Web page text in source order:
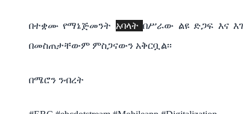
በተቋሙ የማኔጅመንት አባላትበሥራው ልዩ ድጋፍ እና
በመስጠታቸውም ምስጋናውን አቅርቧል፡፡
በሜሮን ንብረት